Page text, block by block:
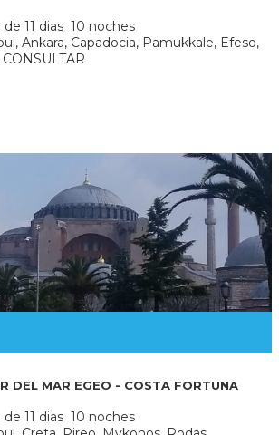
11 dias 10 noches
Ankara, Capadocia, Pamukkale, Efeso,
DEL MAR EGEO - COSTA FORTUNA
11 dias 10 noches